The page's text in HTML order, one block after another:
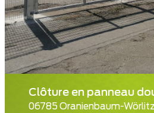
Clôture en panneau
06785 Oranienbaum-Wörlitz